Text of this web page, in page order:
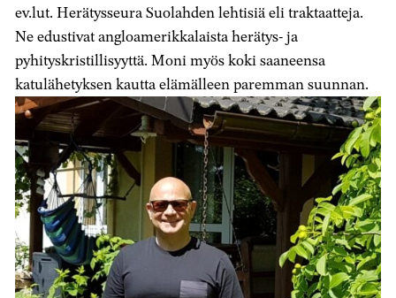
ev.lut. Herätysseura Suolahden lehtisiä eli traktaatteja.
Ne edustivat angloamerikkalaista herätys- ja
pyhityskristillisyyttä. Moni myös koki saaneensa
katulähetyksen kautta elämälleen paremman suunnan.